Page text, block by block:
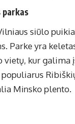
parkas
siūlo
Parke yra
vietų, kur galima
Minsko plento.